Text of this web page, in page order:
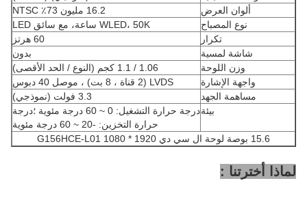
ألوان العرض
16.2 مليون 73٪ NTSC
نوع المصباح
WLED، 50K ساعة، مع سائق LED
تكرار
60 هرتز
شاشة لمسية
بدون
وزن اللوحة
1.06 / 1.1 كجم (النوع / الحد الأقصى)
واجهة الإشارة
LVDS (2 قناة ، 8 بت) ، موصل 40 دبوس
مساهمة الجهد
3.3 فولت (نموذجي)
بيئة
درجة حرارة التشغيل: 0 ~ 60 درجة مئوية ؛درجة
حرارة التخزين: -20 ~ 60 درجة مئوية
15.6 بوصة لوحة ال سي دي 1920 * 1080 G156HCE-L01
لماذا أخترتنا :